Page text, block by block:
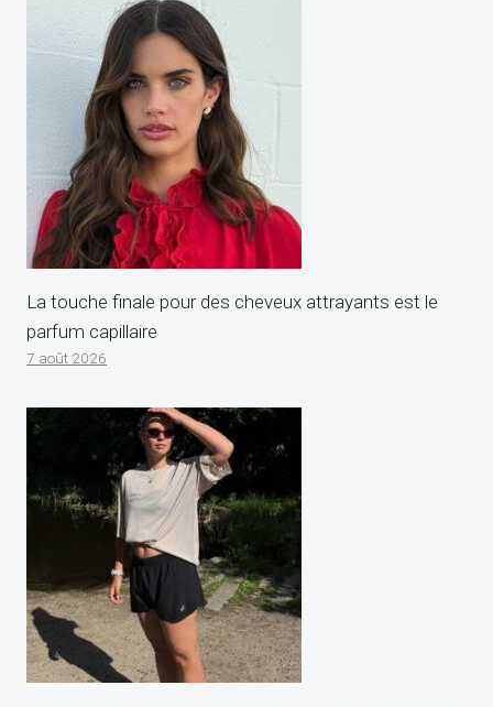
La touche finale pour des cheveux attrayants est le
parfum capillaire
7 août 2026